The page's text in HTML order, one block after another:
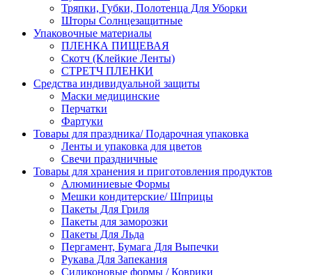
Тряпки, Губки, Полотенца Для Уборки
Шторы Солнцезащитные
Упаковочные материалы
ПЛЕНКА ПИЩЕВАЯ
Скотч (Клейкие Ленты)
СТРЕТЧ ПЛЕНКИ
Средства индивидуальной защиты
Маски медицинские
Перчатки
Фартуки
Товары для праздника/ Подарочная упаковка
Ленты и упаковка для цветов
Свечи праздничные
Товары для хранения и приготовления продуктов
Алюминиевые Формы
Мешки кондитерские/ Шприцы
Пакеты Для Гриля
Пакеты для заморозки
Пакеты Для Льда
Пергамент, Бумага Для Выпечки
Рукава Для Запекания
Силиконовые формы / Коврики